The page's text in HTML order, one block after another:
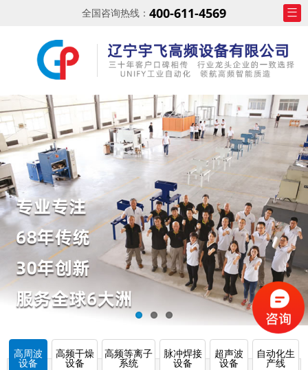
全国咨询热线： 400-611-4569
高周波
设备
高频干燥
设备
高频等离子
系统
脉冲焊接
设备
超声波
设备
自动化生
产线